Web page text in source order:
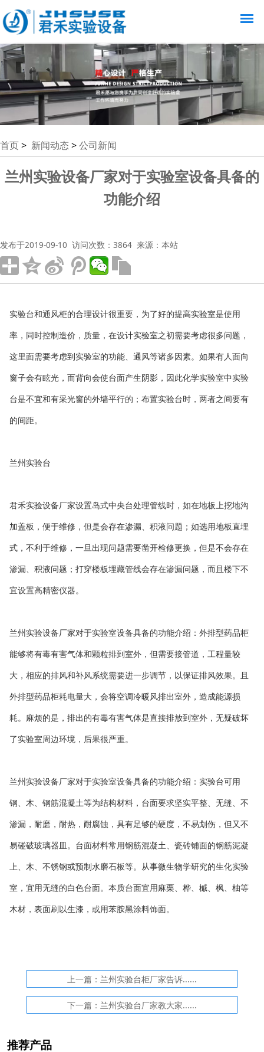
首页> 新闻动态>公司新闻
兰州实验设备厂家对于实验室设备具备的
功能介绍
发布于2019-09-10 访问次数：3864 来源：本站
实验台和通风柜的合理设计很重要，为了好的提高实验室是使用
率，同时控制造价，质量，在设计实验室之初需要考虑很多问题，
这里面需要考虑到实验室的功能、通风等诸多因素。如果有人面向
窗子会有眩光，而背向会使台面产生阴影，因此化学实验室中实验
台是不宜和有采光窗的外墙平行的；布置实验台时，两者之间要有
的间距。
兰州实验台
君禾实验设备厂家设置岛式中央台处理管线时，如在地板上挖地沟
加盖板，便于维修，但是会存在渗漏、积液问题；如选用地板直埋
式，不利于维修，一旦出现问题需要凿开检修更换，但是不会存在
渗漏、积液问题；打穿楼板埋藏管线会存在渗漏问题，而且楼下不
宜设置高精密仪器。
兰州实验设备厂家对于实验室设备具备的功能介绍：外排型药品柜
能够将有毒有害气体和颗粒排到室外，但需要接管道，工程量较
大，相应的排风和补风系统需要进一步调节，以保证排风效果。且
外排型药品柜耗电量大，会将空调冷暖风排出室外，造成能源损
耗。麻烦的是，排出的有毒有害气体是直接排放到室外，无疑破坏
了实验室周边环境，后果很严重。
兰州实验设备厂家对于实验室设备具备的功能介绍：实验台可用
钢、木、钢筋混凝土等为结构材料，台面要求坚实平整、无缝、不
渗漏，耐磨，耐热，耐腐蚀，具有足够的硬度，不易划伤，但又不
易碰破玻璃器皿。台面材料常用钢筋混凝土、瓷砖铺面的钢筋泥凝
上、木、不锈钢或预制水磨石板等。从事微生物学研究的生化实验
室，宜用无缝的白色台面。本质台面宜用麻栗、桦、槭、枫、柚等
木材，表面刷以生漆，或用苯胺黑涂料饰面。
上一篇：兰州实验台柜厂家告诉......
下一篇：兰州实验台厂家教大家......
推荐产品